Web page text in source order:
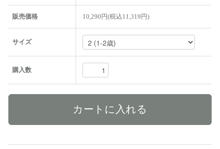
販売価格 10,290円(税込11,319円)
サイズ
購入数